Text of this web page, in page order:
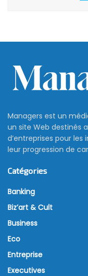
Managers est un
un site Web destinés
d’entreprises pour
leur progression de
Catégories
Banking
Biz’art & Cult
Business
Eco
Entreprise
Executives